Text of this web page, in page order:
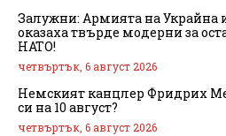
Залужни: Армията на Украйна
оказаха твърде модерни за
НАТО!
четвъртък, 6 август 2026
Немският канцлер Фридрих
си на 10 август?
четвъртък, 6 август 2026